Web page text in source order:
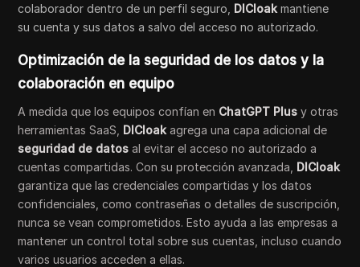
colaborador dentro de un perfil seguro, DICloak mantiene
su cuenta y sus datos a salvo del acceso no autorizado.
Optimización de la seguridad de los datos y la
colaboración en equipo
A medida que los equipos confían en ChatGPT Plus y otras
herramientas SaaS, DICloak agrega una capa adicional de
seguridad de datos al evitar el acceso no autorizado a
cuentas compartidas. Con su protección avanzada, DICloak
garantiza que las credenciales compartidas y los datos
confidenciales, como contraseñas o detalles de suscripción,
nunca se vean comprometidos. Esto ayuda a las empresas a
mantener un control total sobre sus cuentas, incluso cuando
varios usuarios acceden a ellas.